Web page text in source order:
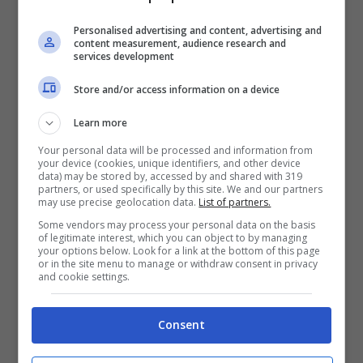
L’Allianz Arena sede dei match del Bayern Monaco
Una delle regionimaggiormente colpite è
la Baviera
mercatini di Natale
e di chiudere pub e
bar per tre settimane. Misure drastiche
che riguardano anche il calcio e in
particolar modo il Bayern Monaco, che
rischia di essere uno dei club più
penalizzati dall’esplosione di
Personalised advertising and content, advertising and
content measurement, audience research and
services development
Store and/or access information on a device
Learn more
Your personal data will be processed and information from
your device (cookies, unique identifiers, and other device
data) may be stored by, accessed by and shared with 319
partners, or used specifically by this site. We and our partners
may use precise geolocation data. List of partners.
Some vendors may process your personal data on the basis
of legitimate interest, which you can object to by managing
your options below. Look for a link at the bottom of this page
or in the site menu to manage or withdraw consent in privacy
and cookie settings.
Consent